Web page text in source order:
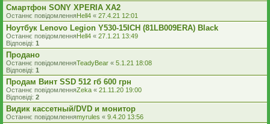
Смартфон SONY XPERIA XA2
Останнє повідомленняHell4 « 27.4.21 12:01
Ноутбук Lenovo Legion Y530-15ICH (81LB009ERA) Black
Останнє повідомленняHell4 « 27.1.21 13:49
Відповіді: 1
Продано
Останнє повідомленняTeadyBear « 5.1.21 18:08
Відповіді: 1
Продам Винт SSD 512 гб 600 грн
Останнє повідомленняZeka « 21.11.20 19:00
Відповіді: 2
Видик кассетный/DVD и монитор
Останнє повідомленняmyrules « 9.4.20 13:56